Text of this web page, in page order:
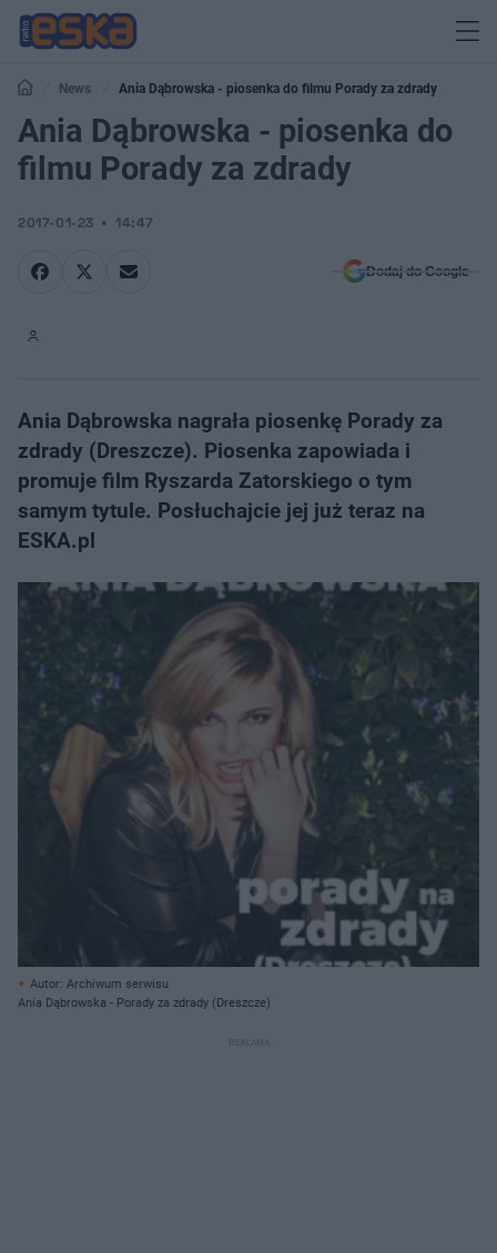
News Ania Dąbrowska - piosenka do filmu Porady za zdrady
Ania Dąbrowska - piosenka do
filmu Porady za zdrady
2017-01-23 14:47
Dodaj do Google
Ania Dąbrowska nagrała piosenkę Porady za
zdrady (Dreszcze). Piosenka zapowiada i
promuje film Ryszarda Zatorskiego o tym
samym tytule. Posłuchajcie jej już teraz na
ESKA.pl
Autor: Archiwum serwisu
Ania Dąbrowska - Porady za zdrady (Dreszcze)